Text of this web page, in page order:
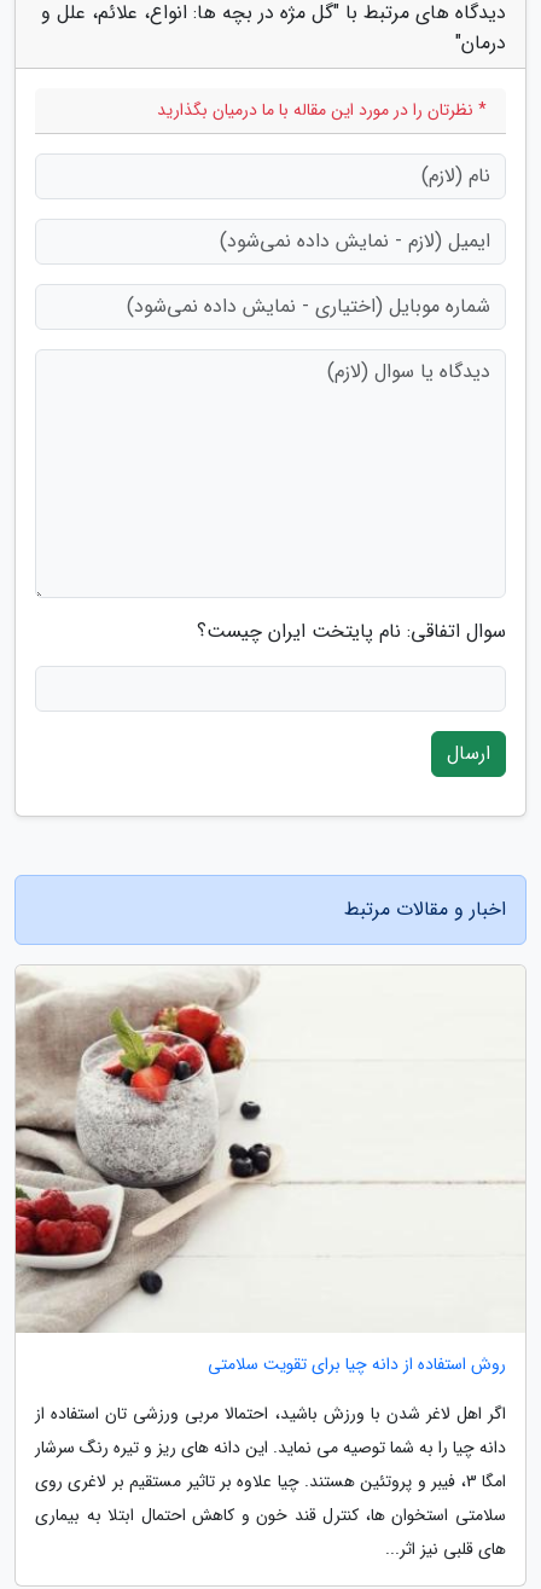
دیدگاه های مرتبط با "گل مژه در بچه ها: انواع، علائم، علل و
درمان"
* نظرتان را در مورد این مقاله با ما درمیان بگذارید
سوال اتفاقی: نام پایتخت ایران چیست؟
ارسال
اخبار و مقالات مرتبط
روش استفاده از دانه چیا برای تقویت سلامتی
اگر اهل لاغر شدن با ورزش باشید، احتمالا مربی ورزشی تان استفاده از
دانه چیا را به شما توصیه می نماید. این دانه های ریز و تیره رنگ سرشار
امگا 3، فیبر و پروتئین هستند. چیا علاوه بر تاثیر مستقیم بر لاغری روی
سلامتی استخوان ها، کنترل قند خون و کاهش احتمال ابتلا به بیماری
های قلبی نیز اثر...